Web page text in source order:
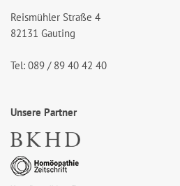
Reismühler Straße 4
82131 Gauting
Tel: 089 / 89 40 42 40
Unsere Partner